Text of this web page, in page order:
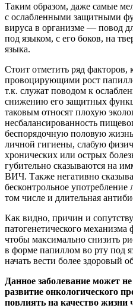
Таким образом, даже самые
с ослабленными защитными
вируса в организме — повод
под языком, с его боков, на
языка.
Стоит отметить ряд факторов,
провоцирующими рост
т.к. служат поводом к
снижению его защитных
таковым относят плохую
несбалансированность
беспорядочную половую
личной гигиены, слабую
хронических или острых
губительно сказываются на
ВИЧ. Также негативно
бесконтрольное употребление
том числе и длительная
Как видно, причин и
патогенетического
чтобы максимально снизить
в форме папиллом во рту под
начать вести более здоровый
Данное заболевание может
развитие онкологического
повлиять на качество жизни